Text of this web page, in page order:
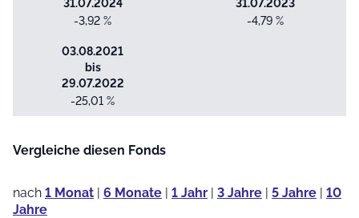
31.07.2024
-3,92 %
31.07.2023
-4,79 %
03.08.2021
bis
29.07.2022
-25,01 %
Vergleiche diesen Fonds
nach 1 Monat | 6 Monate | 1 Jahr | 3 Jahre | 5 Jahre | 10
Jahre